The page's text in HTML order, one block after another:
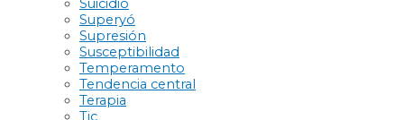
Suicidio
Superyó
Supresión
Susceptibilidad
Temperamento
Tendencia central
Terapia
Tic